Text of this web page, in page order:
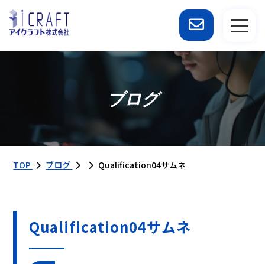
ブログ
TOP ブログ Qualification04サムネ
Qualification04サムネ